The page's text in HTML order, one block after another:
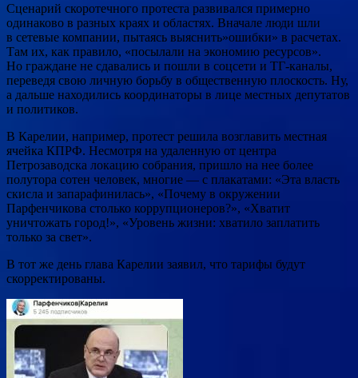
Сценарий скоротечного протеста развивался примерно
одинаково в разных краях и областях. Вначале люди шли
в сетевые компании, пытаясь выяснить»ошибки» в расчетах.
Там их, как правило, «посылали на экономию ресурсов».
Но граждане не сдавались и пошли в соцсети и ТГ-каналы,
переведя свою личную борьбу в общественную плоскость. Ну,
а дальше находились координаторы в лице местных депутатов
и политиков.
В Карелии, например, протест решила возглавить местная
ячейка КПРФ. Несмотря на удаленную от центра
Петрозаводска локацию собрания, пришло на нее более
полутора сотен человек, многие — с плакатами: «Эта власть
скисла и запарафинилась», «Почему в окружении
Парфенчикова столько коррупционеров?», «Хватит
уничтожать город!», «Уровень жизни: хватило заплатить
только за свет».
В тот же день глава Карелии заявил, что тарифы будут
скорректированы.